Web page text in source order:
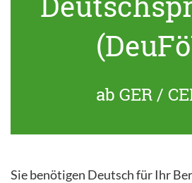
ab GER /
Sie benötigen Deutsch für Ihr